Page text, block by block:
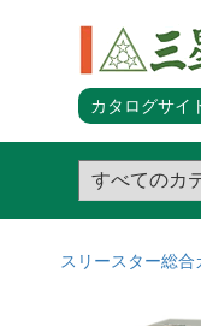
カタログサイ
スリースター総合